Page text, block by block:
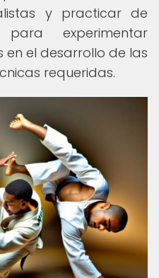
y practicar de
experimentar
en el desarrollo de las
requeridas.